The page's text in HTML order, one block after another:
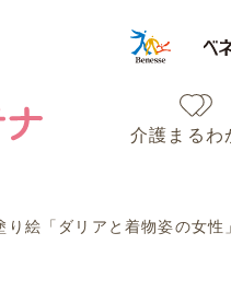
介護まるわ
り絵「ダリアと着物姿の女